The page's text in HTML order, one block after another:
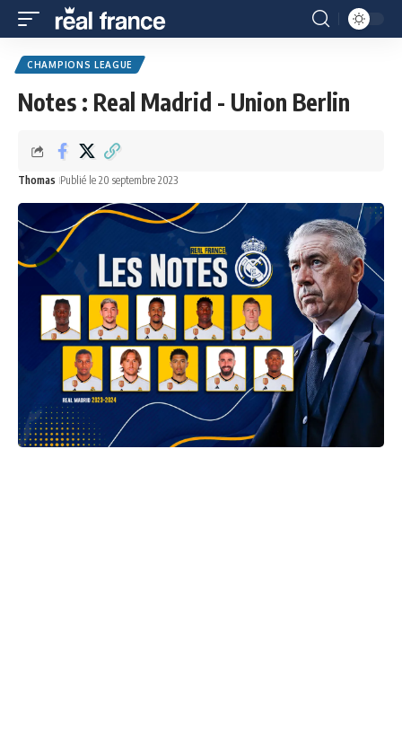
CHAMPIONS LEAGUE
Notes : Real Madrid - Union Berlin
Thomas Publié le 20 septembre 2023